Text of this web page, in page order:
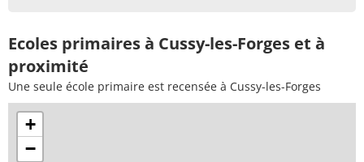
Ecoles primaires à Cussy-les-Forges et à
proximité
Une seule école primaire est recensée à Cussy-les-Forges
+
−